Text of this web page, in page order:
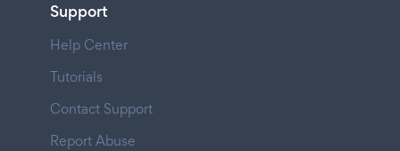
Support
Help Center
Tutorials
Contact Support
Report Abuse